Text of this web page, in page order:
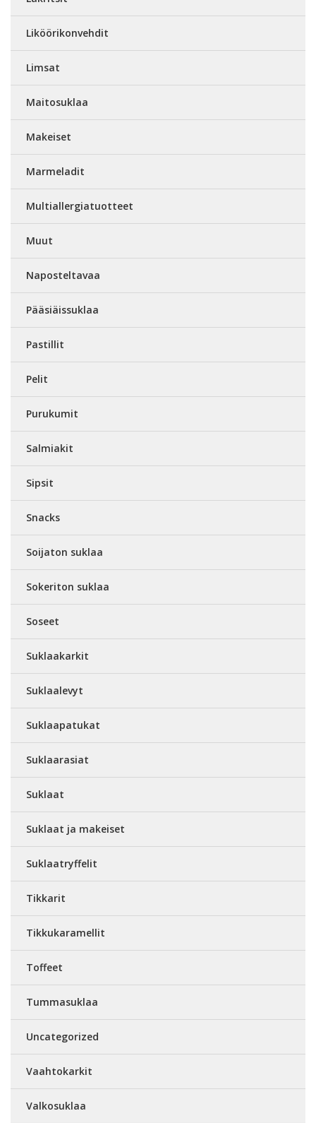
Liköörikonvehdit
Limsat
Maitosuklaa
Makeiset
Marmeladit
Multiallergiatuotteet
Muut
Naposteltavaa
Pääsiäissuklaa
Pastillit
Pelit
Purukumit
Salmiakit
Sipsit
Snacks
Soijaton suklaa
Sokeriton suklaa
Soseet
Suklaakarkit
Suklaalevyt
Suklaapatukat
Suklaarasiat
Suklaat
Suklaat ja makeiset
Suklaatryffelit
Tikkarit
Tikkukaramellit
Toffeet
Tummasuklaa
Uncategorized
Vaahtokarkit
Valkosuklaa